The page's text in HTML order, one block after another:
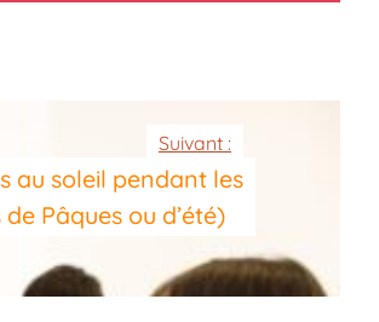
Suivant :
au soleil pendant les
Pâques ou d’été)